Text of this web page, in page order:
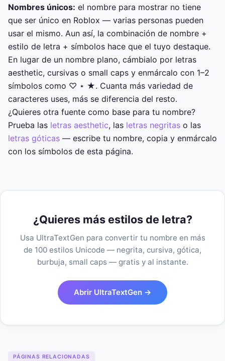
Nombres únicos: el nombre para mostrar no tiene
que ser único en Roblox — varias personas pueden
usar el mismo. Aun así, la combinación de nombre +
estilo de letra + símbolos hace que el tuyo destaque.
En lugar de un nombre plano, cámbialo por letras
aesthetic, cursivas o small caps y enmárcalo con 1–2
símbolos como ♡ ⋆ ★. Cuanta más variedad de
caracteres uses, más se diferencia del resto.
¿Quieres otra fuente como base para tu nombre?
Prueba las letras aesthetic, las letras negritas o las
letras góticas — escribe tu nombre, copia y enmárcalo
con los símbolos de esta página.
¿Quieres más estilos de letra?
Usa UltraTextGen para convertir tu nombre en más
de 100 estilos Unicode — negrita, cursiva, gótica,
burbuja, small caps — gratis y al instante.
Abrir UltraTextGen →
PÁGINAS RELACIONADAS